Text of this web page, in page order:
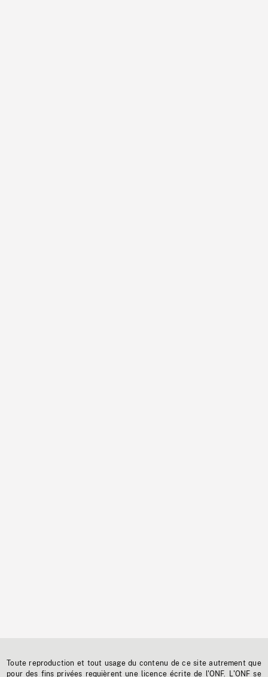
Toute reproduction et tout usage du contenu de ce site autrement que
pour des fins privées requièrent une licence écrite de l'ONF. L'ONF se